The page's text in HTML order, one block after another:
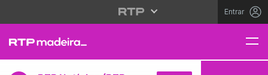
Entrar